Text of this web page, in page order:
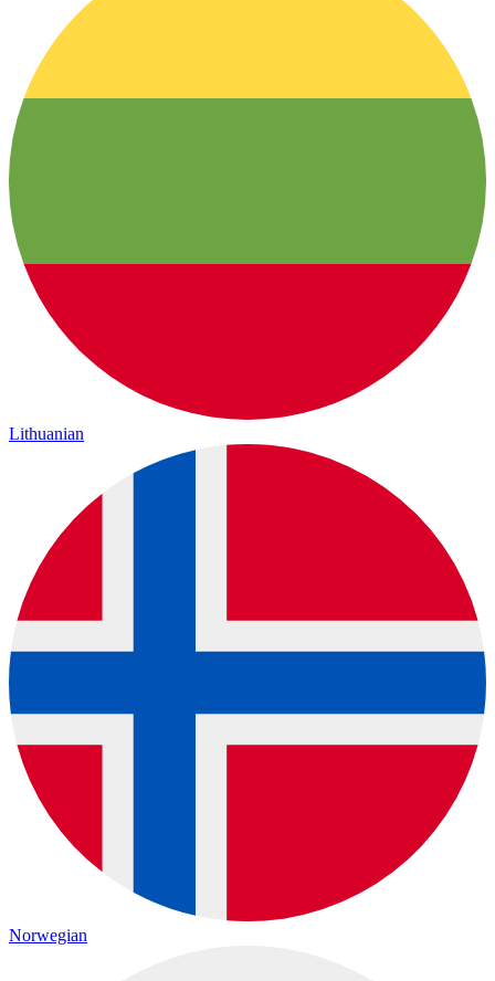
Lithuanian
Norwegian